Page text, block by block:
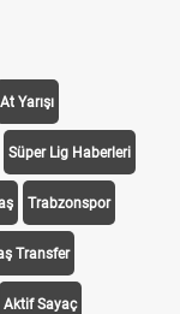
At Yarışı
Süper Lig Haberleri
Trabzonspor
Transfer
Aktif Sayaç